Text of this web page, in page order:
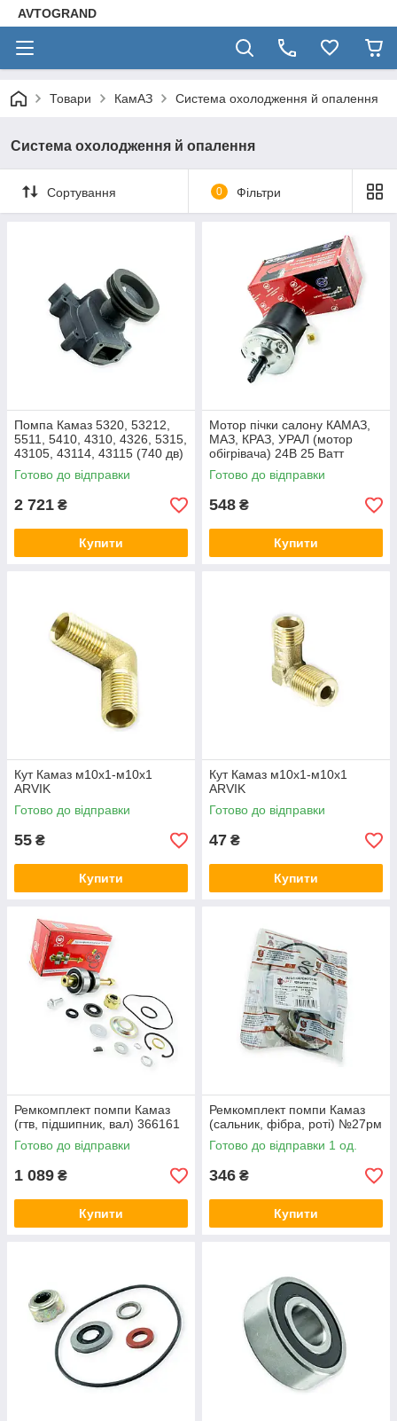
AVTOGRAND
Товари КамАЗ Система охолодження й опалення
Система охолодження й опалення
Сортування 0 Фільтри
Помпа Камаз 5320, 53212,
5511, 5410, 4310, 4326, 5315,
43105, 43114, 43115 (740 дв)
(насос водяний) ARVIK
Готово до відправки
2 721 ₴
Купити
Мотор пічки салону КАМАЗ,
МАЗ, КРАЗ, УРАЛ (мотор
обігрівача) 24В 25 Ватт
Готово до відправки
548 ₴
Купити
Кут Камаз м10х1-м10х1
ARVIK
Готово до відправки
55 ₴
Купити
Кут Камаз м10х1-м10х1
ARVIK
Готово до відправки
47 ₴
Купити
Ремкомплект помпи Камаз
(гтв, підшипник, вал) 366161
Готово до відправки
1 089 ₴
Купити
Ремкомплект помпи Камаз
(сальник, фібра, роті) №27рм
Готово до відправки 1 од.
346 ₴
Купити